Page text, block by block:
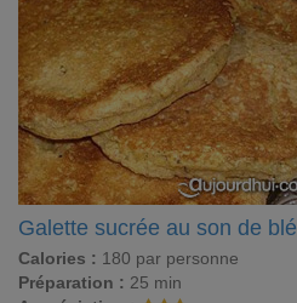
Galette sucrée au son de blé
Calories : 180 par personne
Préparation : 25 min